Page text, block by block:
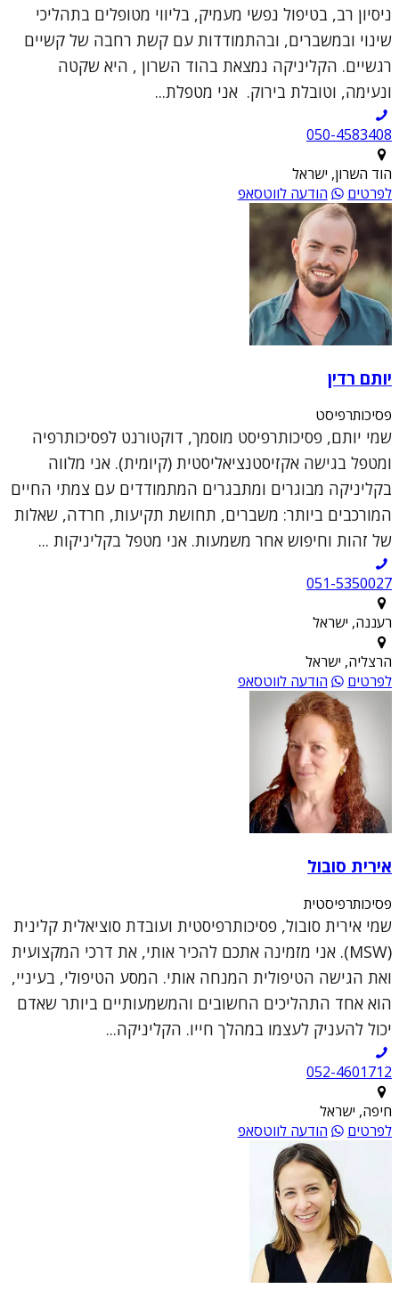
ניסיון רב, בטיפול נפשי מעמיק, בליווי מטופלים בתהליכי
שינוי ובמשברים, ובהתמודדות עם קשת רחבה של קשיים
רגשיים. הקליניקה נמצאת בהוד השרון , היא שקטה
ונעימה, וטובלת בירוק. אני מטפלת...
050-4583408
הוד השרון, ישראל
לפרטים
הודעה לווטסאפ
יותם רדין
פסיכותרפיסט
שמי יותם, פסיכותרפיסט מוסמך, דוקטורנט לפסיכותרפיה
ומטפל בגישה אקזיסטנציאליסטית (קיומית). אני מלווה
בקליניקה מבוגרים ומתבגרים המתמודדים עם צמתי החיים
המורכבים ביותר: משברים, תחושת תקיעות, חרדה, שאלות
של זהות וחיפוש אחר משמעות. אני מטפל בקליניקות ...
051-5350027
רעננה, ישראל
הרצליה, ישראל
לפרטים
הודעה לווטסאפ
אירית סובול
פסיכותרפיסטית
שמי אירית סובול, פסיכותרפיסטית ועובדת סוציאלית קלינית
(MSW). אני מזמינה אתכם להכיר אותי, את דרכי המקצועית
ואת הגישה הטיפולית המנחה אותי. המסע הטיפולי, בעיניי,
הוא אחד התהליכים החשובים והמשמעותיים ביותר שאדם
יכול להעניק לעצמו במהלך חייו. הקליניקה...
052-4601712
חיפה, ישראל
לפרטים
הודעה לווטסאפ